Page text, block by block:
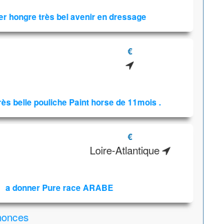
hongre très bel avenir en dressage
€
belle pouliche Paint horse de 11mois .
€
Loire-Atlantique
a donner Pure race ARABE